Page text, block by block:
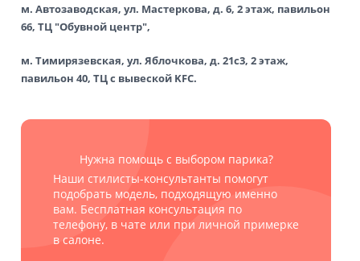
м. Автозаводская, ул. Мастеркова, д. 6, 2 этаж, павильон
66, ТЦ "Обувной центр",
м. Тимирязевская, ул. Яблочкова, д. 21с3, 2 этаж,
павильон 40, ТЦ с вывеской KFC.
Нужна помощь с выбором парика?
Наши стилисты-консультанты помогут
подобрать модель, подходящую именно
вам. Бесплатная консультация по
телефону, в чате или при личной примерке
в салоне.